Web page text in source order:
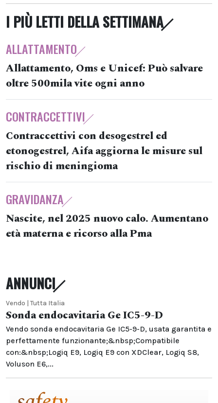
I PIÙ LETTI DELLA SETTIMANA
ALLATTAMENTO
Allattamento, Oms e Unicef: Può salvare
oltre 500mila vite ogni anno
CONTRACCETTIVI
Contraccettivi con desogestrel ed
etonogestrel, Aifa aggiorna le misure sul
rischio di meningioma
GRAVIDANZA
Nascite, nel 2025 nuovo calo. Aumentano
età materna e ricorso alla Pma
ANNUNCI
Vendo | Tutta Italia
Sonda endocavitaria Ge IC5-9-D
Vendo sonda endocavitaria Ge IC5-9-D, usata garantita e
perfettamente funzionante;&nbsp;Compatibile
con:&nbsp;Logiq E9, Logiq E9 con XDClear, Logiq S8,
Voluson E6,...